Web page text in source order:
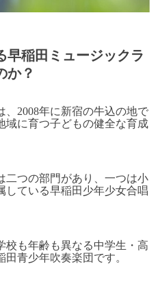
早稲田ミュージックラ
か？
2008年に新宿の牛込の地で
域に育つ子どもの健全な育成
二つの部門があり、一つは小
している早稲田少年少女合唱
校も年齢も異なる中学生・高
青少年吹奏楽団です。